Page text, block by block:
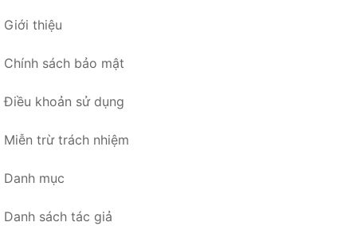
Giới thiệu
Chính sách bảo mật
Điều khoản sử dụng
Miễn trừ trách nhiệm
Danh mục
Danh sách tác giả